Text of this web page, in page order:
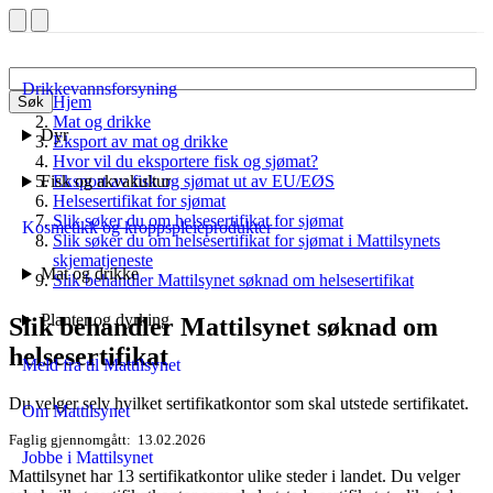
Søk
Drikkevannsforsyning
Dyr
Fisk og akvakultur
Kosmetikk og kroppspleieprodukter
Mat og drikke
Planter og dyrking
Meld fra til Mattilsynet
Om Mattilsynet
Jobbe i Mattilsynet
Hjem
Mat og drikke
Eksport av mat og drikke
Hvor vil du eksportere fisk og sjømat?
Eksport av fisk og sjømat ut av EU/EØS
Helsesertifikat for sjømat
Slik søker du om helsesertifikat for sjømat
Slik søker du om helsesertifikat for sjømat i Mattilsynets
skjematjeneste
Slik behandler Mattilsynet søknad om helsesertifikat
Slik behandler Mattilsynet søknad om
helsesertifikat
Du velger selv hvilket sertifikatkontor som skal utstede sertifikatet.
Faglig gjennomgått 13.02.2026
Mattilsynet har 13 sertifikatkontor ulike steder i landet. Du velger